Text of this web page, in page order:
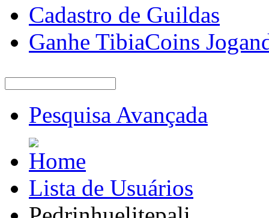
Cadastro de Guildas
Ganhe TibiaCoins
Pesquisa Avançada
Lista de Usuários